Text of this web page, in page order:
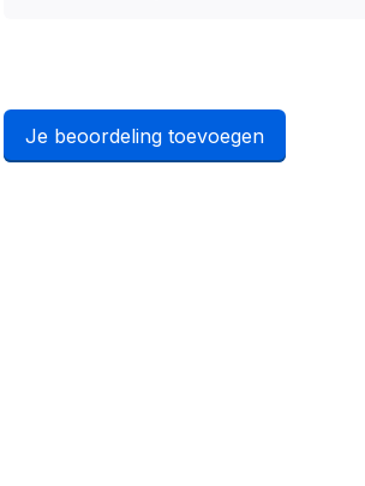
Je beoordeling toevoegen